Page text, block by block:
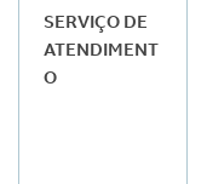
SERVIÇO DE
ATENDIMENT
O